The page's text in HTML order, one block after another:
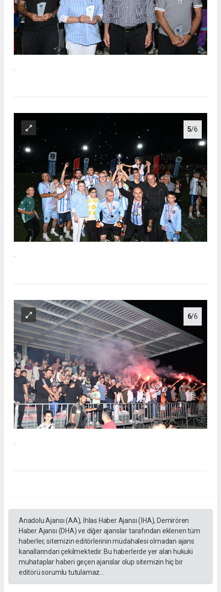
.
5/6
.
6/6
.
Anadolu Ajansı (AA), İhlas Haber Ajansı (İHA), Demirören
Haber Ajansı (DHA) ve diğer ajanslar tarafından eklenen tüm
haberler, sitemizin editörlerinin müdahalesi olmadan ajans
kanallarından çekilmektedir. Bu haberlerde yer alan hukuki
muhataplar haberi geçen ajanslar olup sitemizin hiç bir
editörü sorumlu tutulamaz...